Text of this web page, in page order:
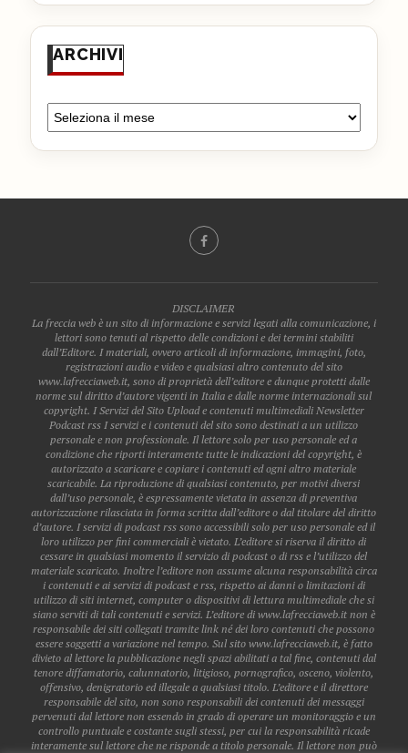
ARCHIVI
DISCLAIMER
La freccia web è un sito di informazione e servizi legati alla comunicazione, i
lettori sono tenuti al rispetto delle condizioni e dei termini stabiliti
dall’Editore. I materiali, ovvero articoli di informazione, immagini, foto,
registrazioni audio e video e qualsiasi altro contenuto del sito
www.lafrecciaweb.it, sono di proprietà dell’editore e dunque protetti dalle
norme sul diritto d’autore vigenti in Italia e dalle norme internazionali sul
copyright. I Servizi del Sito Upload e contenuti multimediali Newsletter
Podcast rss I servizi e i contenuti del sito sono destinati a un utilizzo
personale e non professionale. Il lettore solo per uso personale ed a
condizione che riporti interamente tutte le indicazioni del copyright, è
autorizzato a scaricare e copiare i contenuti ed ogni altro materiale
scaricabile. La riproduzione di qualsiasi contenuto, per motivi diversi
dall’uso personale, è espressamente vietata in assenza di preventiva
autorizzazione rilasciata in forma scritta dall’editore o dal titolare del diritto
d’autore. I servizi di podcast rss sono accessibili solo per uso personale ed il
loro utilizzo per fini commerciali è vietato. L’editore si riserva il diritto di
cessare in qualsiasi momento il servizio di podcast o di rss e l’utilizzo del
materiale scaricato. Inoltre l’editore non assume alcuna responsabilità circa
i contenuti e ai servizi di podcast e rss, rispetto ai danni o limitazioni di
utilizzo di siti internet, computer o dispositivi di lettura multimediale che si
siano serviti di tali contenuti e servizi. L’editore di www.lafrecciaweb.it non è
responsabile dei siti collegati tramite link né dei loro contenuti che possono
essere soggetti a variazione nel tempo. Sul sito www.lafrecciaweb.it, è fatto
divieto al lettore la pubblicazione negli spazi abilitati a tal fine, contenuti dal
tenore diffamatorio, calunnatorio, litigioso, pornografico, osceno, violento,
offensivo, denigratorio ed illegale a qualsiasi titolo. L’editore e il direttore
responsabile del sito, non sono responsabili dei contenuti dei messaggi
pervenuti dal lettore non essendo in grado di operare un monitoraggio e un
controllo puntuale e costante sugli stessi, per cui la responsabilità ricade
interamente sul lettore che ne risponde a titolo personale. Il lettore non può